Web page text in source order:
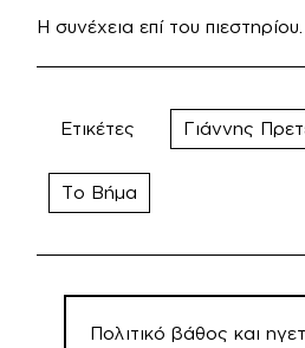
Η συνέχεια επί του πιεστηρίου.
Ετικέτες Γιάννης
Το Βήμα
Πλοήγηση
άρθρων
Πολιτικό βάθος και